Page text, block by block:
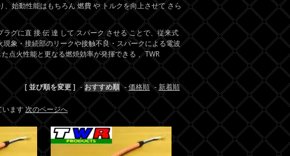
始動性能はもちろん 燃費 や トルクを向上させて さら
グに直 接 伝 達 して スパーク させる ことで、従来式
象・接続部のリークや接触不良・スパークによる電波
点火性能と更なる燃焼効率が発揮できる 、TWR
[ 並び順を変更 ] -おすすめ順 -価格順 - 新着順
います次のページへ